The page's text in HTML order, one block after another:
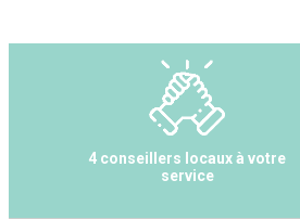
4 conseillers locaux à votre
service